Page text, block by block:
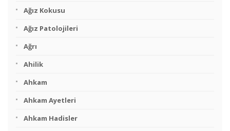
Ağız Kokusu
Ağız Patolojileri
Ağrı
Ahilik
Ahkam
Ahkam Ayetleri
Ahkam Hadisler